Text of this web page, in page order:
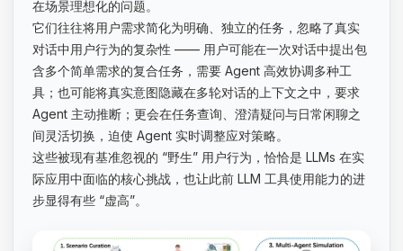
在场景理想化的问题。
它们往往将用户需求简化为明确、独立的任务，忽略了真实
对话中用户行为的复杂性 —— 用户可能在一次对话中提出包
含多个简单需求的复合任务，需要 Agent 高效协调多种工
具；也可能将真实意图隐藏在多轮对话的上下文之中，要求
Agent 主动推断；更会在任务查询、澄清疑问与日常闲聊之
间灵活切换，迫使 Agent 实时调整应对策略。
这些被现有基准忽视的 “野生” 用户行为，恰恰是 LLMs 在实
际应用中面临的核心挑战，也让此前 LLM 工具使用能力的进
步显得有些 “虚高”。